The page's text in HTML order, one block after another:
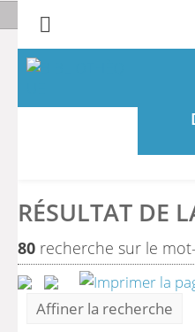
RÉSULTAT DE
80 recherche sur le
Affiner la recherche